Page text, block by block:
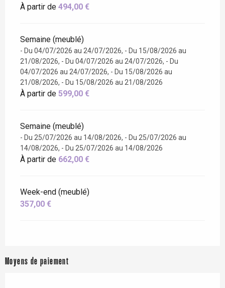
À partir de 494,00 €
Semaine (meublé)
- Du 04/07/2026 au 24/07/2026, - Du 15/08/2026 au
21/08/2026, - Du 04/07/2026 au 24/07/2026, - Du
04/07/2026 au 24/07/2026, - Du 15/08/2026 au
21/08/2026, - Du 15/08/2026 au 21/08/2026
À partir de 599,00 €
Semaine (meublé)
- Du 25/07/2026 au 14/08/2026, - Du 25/07/2026 au
14/08/2026, - Du 25/07/2026 au 14/08/2026
À partir de 662,00 €
Week-end (meublé)
357,00 €
Moyens de paiement